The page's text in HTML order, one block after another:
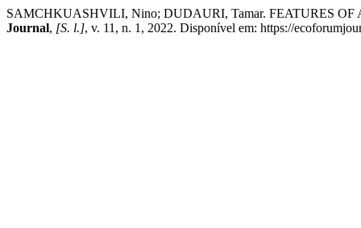
SAMCHKUASHVILI, Nino; DUDAURI, Tamar. FEATURES
Journal, [S. l.], v. 11, n. 1, 2022. Disponível em: https://